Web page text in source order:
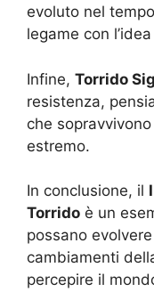
evoluto nel
legame con
Infine, Torrido
resistenza,
che
estremo.
In conclusione, il
Torrido è un
possano
cambiamenti
percepire il